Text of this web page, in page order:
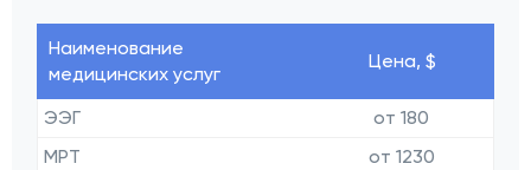
Наименование
медицинских услуг
Цена, $
ЭЭГ
от 180
МРТ
от 1230